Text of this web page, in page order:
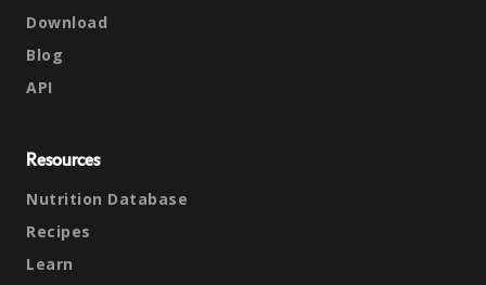
Download
Blog
API
Resources
Nutrition Database
Recipes
Learn